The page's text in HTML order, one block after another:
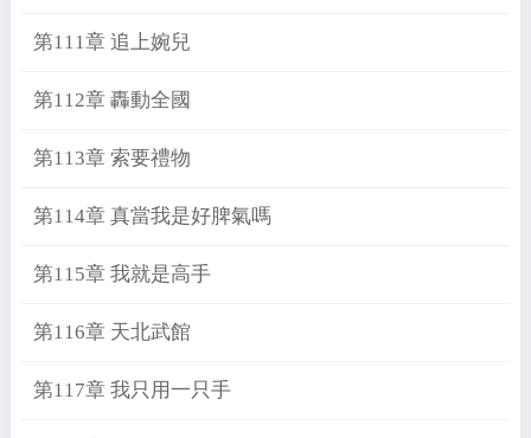
第111章 追上婉兒
第112章 轟動全國
第113章 索要禮物
第114章 真當我是好脾氣嗎
第115章 我就是高手
第116章 天北武館
第117章 我只用一只手